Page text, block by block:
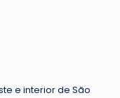
e interior de São